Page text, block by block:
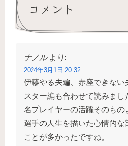
コメント
ナノル より:
2024年3月1日 20:32
伊藤やる夫編、赤座できない
スター編も合わせて読みまし
名プレイヤーの活躍そのもの
選手の人生を描いた心情的な
ことが多かったですね。